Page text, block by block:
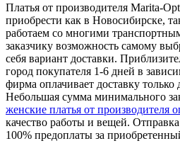
Платья от производителя Marita-
приобрести как в Новосибирске,
работаем со многими
заказчику возможность самому
себя вариант доставки.
город покупателя 1-6 дней в
фирма оплачивает доставку только
Небольшая сумма минимального
женские платья от производителя
качество работы и вещей.
100% предоплаты за